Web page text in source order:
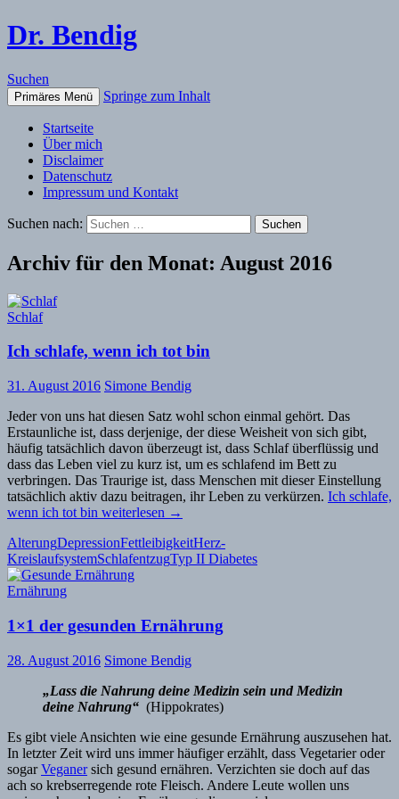
Dr. Bendig
Suchen
Primäres Menü Springe zum Inhalt
Startseite
Über mich
Disclaimer
Datenschutz
Impressum und Kontakt
Suchen nach:
Archiv für den Monat: August 2016
Schlaf
Ich schlafe, wenn ich tot bin
31. August 2016 Simone Bendig
Jeder von uns hat diesen Satz wohl schon einmal gehört. Das
Erstaunliche ist, dass derjenige, der diese Weisheit von sich gibt,
häufig tatsächlich davon überzeugt ist, dass Schlaf überflüssig und
dass das Leben viel zu kurz ist, um es schlafend im Bett zu
verbringen. Das Traurige ist, dass Menschen mit dieser Einstellung
tatsächlich aktiv dazu beitragen, ihr Leben zu verkürzen. Ich schlafe,
wenn ich tot bin weiterlesen →
AlterungDepressionFettleibigkeitHerz-
KreislaufsystemSchlafentzugTyp II Diabetes
Ernährung
1×1 der gesunden Ernährung
28. August 2016 Simone Bendig
„Lass die Nahrung deine Medizin sein und Medizin
deine Nahrung“ (Hippokrates)
Es gibt viele Ansichten wie eine gesunde Ernährung auszusehen hat.
In letzter Zeit wird uns immer häufiger erzählt, dass Vegetarier oder
sogarVeganersich gesund ernähren. Verzichten sie doch auf das
ach so krebserregende rote Fleisch. Andere Leute wollen uns